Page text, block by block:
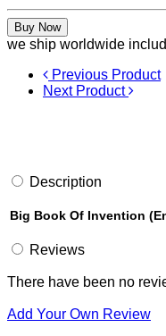
Buy Now
we ship worldwide
Previous Product
Next Product
Description
Big Book Of Invention
Reviews
There have been no
Add Your Own Review